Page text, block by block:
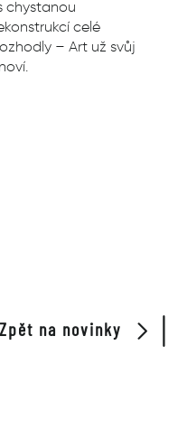
chystanou
celé
– Art už svůj
Zpět na novinky